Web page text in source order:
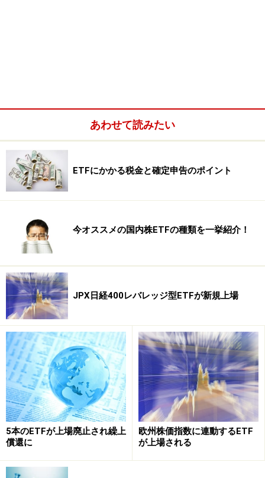
あわせて読みたい
ETFにかかる税金と確定申告のポイント
今オススメの国内株ETFの種類を一挙紹介！
JPX日経400レバレッジ型ETFが新規上場
5本のETFが上場廃止され繰上
償還に
欧州株価指数に連動するETF
が上場される